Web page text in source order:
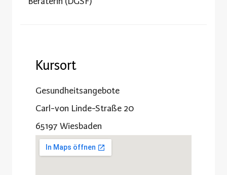
Kursort
Gesundheitsangebote
Carl-von Linde-Straße 20
65197 Wiesbaden